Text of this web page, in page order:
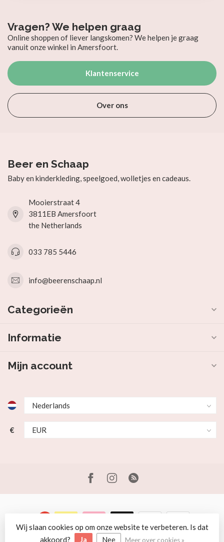
Vragen? We helpen graag
Online shoppen of liever langskomen? We helpen je graag
vanuit onze winkel in Amersfoort.
Klantenservice
Over ons
Beer en Schaap
Baby en kinderkleding, speelgoed, wolletjes en cadeaus.
Mooierstraat 4
3811EB Amersfoort
the Netherlands
033 785 5446
info@beerenschaap.nl
Categorieën
Informatie
Mijn account
€
© Copyright 2026 Beer en Schaap
Wij slaan cookies op om onze website te verbeteren. Is dat
akkoord?
Ja Nee Meer over cookies »